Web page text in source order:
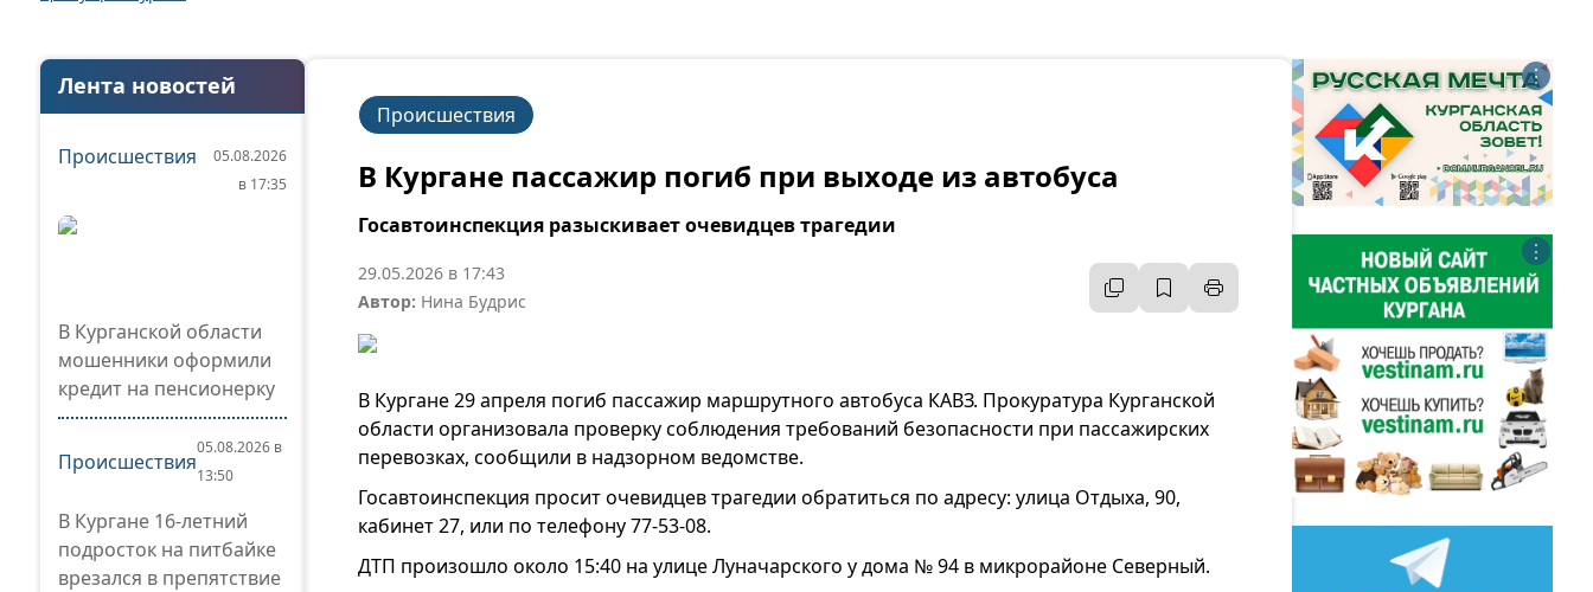
Лента новостей
Происшествия
05.08.2026
в 17:35
В Курганской области
мошенники оформили
кредит на пенсионерку
Происшествия
05.08.2026 в
13:50
В Кургане 16-летний
подросток на питбайке
врезался в препятствие
Происшествия
В Кургане пассажир погиб при выходе из автобуса
Госавтоинспекция разыскивает очевидцев трагедии
29.05.2026 в 17:43
Автор: Нина Будрис
В Кургане 29 апреля погиб пассажир маршрутного автобуса КАВЗ. Прокуратура Курганской
области организовала проверку соблюдения требований безопасности при пассажирских
перевозках, сообщили в надзорном ведомстве.
Госавтоинспекция просит очевидцев трагедии обратиться по адресу: улица Отдыха, 90,
кабинет 27, или по телефону 77-53-08.
ДТП произошло около 15:40 на улице Луначарского у дома № 94 в микрорайоне Северный.
⋮
⋮